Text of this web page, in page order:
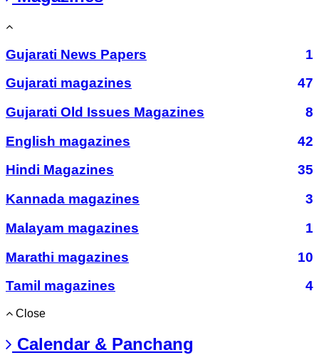
Gujarati News Papers
1
Gujarati magazines
47
Gujarati Old Issues Magazines
8
English magazines
42
Hindi Magazines
35
Kannada magazines
3
Malayam magazines
1
Marathi magazines
10
Tamil magazines
4
Close
Calendar & Panchang